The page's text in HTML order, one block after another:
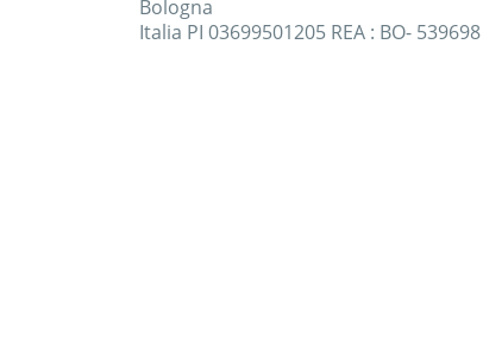
Bologna
Italia PI 03699501205 REA : BO- 539698